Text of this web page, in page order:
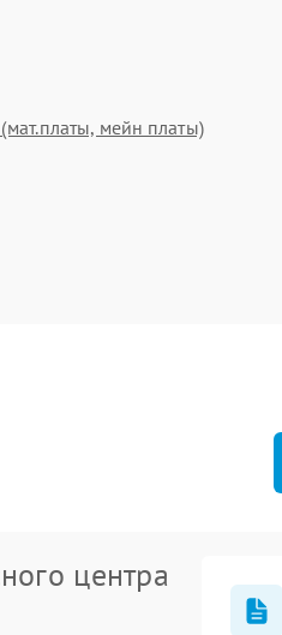
мейн платы)
центра